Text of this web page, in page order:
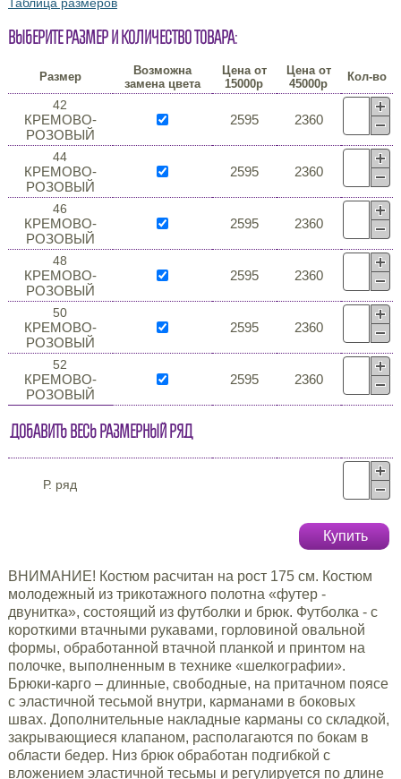
Выберите размер и количество товара:
Размер
Возможна
замена цвета
Цена от
15000р
Цена от
45000р
Кол-во
42
КРЕМОВО-
РОЗОВЫЙ
2595 2360
44
КРЕМОВО-
РОЗОВЫЙ
2595 2360
46
КРЕМОВО-
РОЗОВЫЙ
2595 2360
48
КРЕМОВО-
РОЗОВЫЙ
2595 2360
50
КРЕМОВО-
РОЗОВЫЙ
2595 2360
52
КРЕМОВО-
РОЗОВЫЙ
2595 2360
Добавить весь размерный ряд
Р. ряд
Купить
ВНИМАНИЕ! Костюм расчитан на рост 175 см. Костюм
молодежный из трикотажного полотна «футер -
двунитка», состоящий из футболки и брюк. Футболка - с
короткими втачными рукавами, горловиной овальной
формы, обработанной втачной планкой и принтом на
полочке, выполненным в технике «шелкографии».
Брюки-карго – длинные, свободные, на притачном поясе
с эластичной тесьмой внутри, карманами в боковых
швах. Дополнительные накладные карманы со складкой,
закрывающиеся клапаном, располагаются по бокам в
области бедер. Низ брюк обработан подгибкой с
вложением эластичной тесьмы и регулируется по длине